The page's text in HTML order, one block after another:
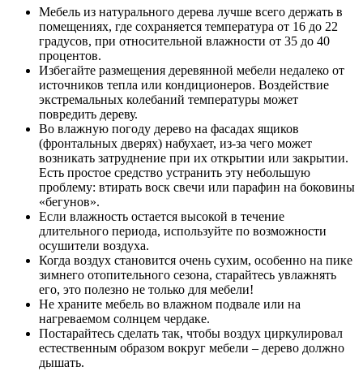
Мебель из натурального дерева лучше всего держать в
помещениях, где сохраняется температура от 16 до 22
градусов, при относительной влажности от 35 до 40
процентов.
Избегайте размещения деревянной мебели недалеко от
источников тепла или кондиционеров. Воздействие
экстремальных колебаний температуры может
повредить дереву.
Во влажную погоду дерево на фасадах ящиков
(фронтальных дверях) набухает, из-за чего может
возникать затруднение при их открытии или закрытии.
Есть простое средство устранить эту небольшую
проблему: втирать воск свечи или парафин на боковины
«бегунов».
Если влажность остается высокой в течение
длительного периода, используйте по возможности
осушители воздуха.
Когда воздух становится очень сухим, особенно на пике
зимнего отопительного сезона, старайтесь увлажнять
его, это полезно не только для мебели!
Не храните мебель во влажном подвале или на
нагреваемом солнцем чердаке.
Постарайтесь сделать так, чтобы воздух циркулировал
естественным образом вокруг мебели – дерево должно
дышать.